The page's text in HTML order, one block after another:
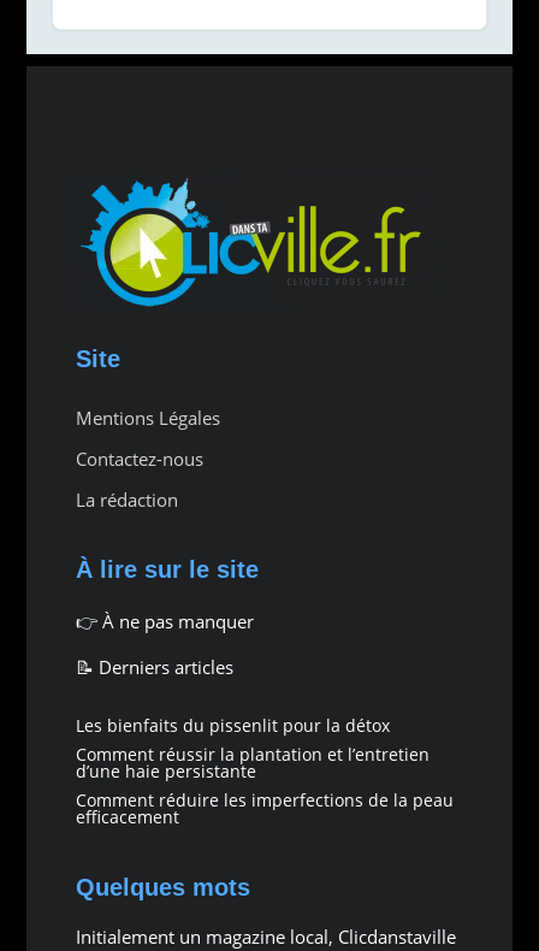
Site
Mentions Légales
Contactez-nous
La rédaction
À lire sur le site
👉 À ne pas manquer
📝 Derniers articles
Les bienfaits du pissenlit pour la détox
Comment réussir la plantation et l’entretien
d’une haie persistante
Comment réduire les imperfections de la peau
efficacement
Quelques mots
Initialement un magazine local, Clicdanstaville